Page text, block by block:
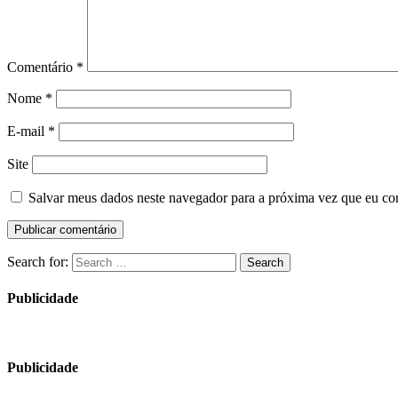
Comentário *
Nome *
E-mail *
Site
Salvar meus dados neste navegador para a próxima vez que eu
Search for: Search
Publicidade
Publicidade